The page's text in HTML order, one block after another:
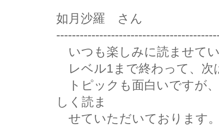
如月沙羅 さん
いつも楽しみに読ませて
レベル1まで終わって、次
トピックも面白いですが
しく読ま
せていただいております